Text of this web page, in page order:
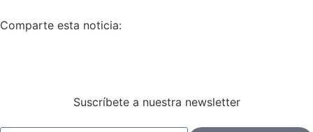
Comparte esta noticia:
Suscríbete a nuestra newsletter